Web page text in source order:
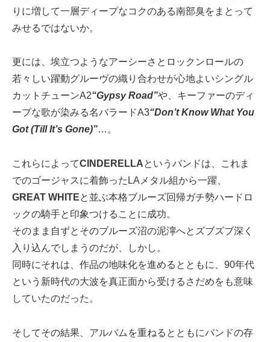
りに増して一層ディープなコクのある南部臭をまとって
みせるではないか。
更には、埃立つようなアーシーさとロックンロールの
若々しい躍動グルーヴの織り合わせが心地よいシングル
カットチューンA2“Gypsy Road”や、キーファーのディ
ープな歌が染みる名バラードA3“Don’t Know What You
Got (Till It’s Gone)”…。
これらによってCINDERELLAというバンドは、これま
でのゴージャスに着飾ったLAメタル組から一躍、
GREAT WHITEと並ぶ本格ブルーズ回帰ガチ勢ハードロ
ックの騎手と印象つけることに成功。
そのまま自ずとそのブルーズ沼の泥濘へとズブズブ深く
入り込んでしまうのだが、しかし。
同時にそれは、作品の地味化を進めるとともに、90年代
という新時代の大波を真正面から受けるさだめをも意味
していたのだった。
そしてその結果、アルバムを重ねるとともにバンドの存